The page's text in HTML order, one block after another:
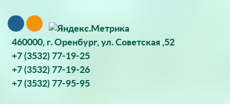
460000, г. Оренбург, ул. Советская ,52
+7 (3532) 77-19-25
+7 (3532) 77-19-26
+7 (3532) 77-95-95